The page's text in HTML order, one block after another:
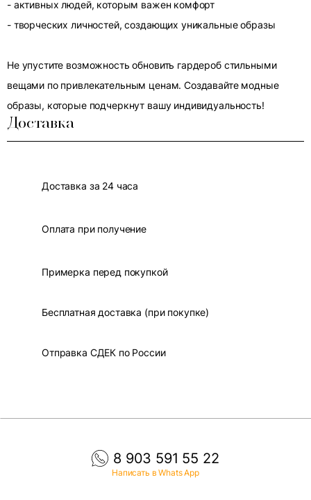
- активных людей, которым важен комфорт
- творческих личностей, создающих уникальные образы
Не упустите возможность обновить гардероб стильными
вещами по привлекательным ценам. Создавайте модные
образы, которые подчеркнут вашу индивидуальность!
Доставка
Доставка за 24 часа
Оплата при получение
Примерка перед покупкой
Бесплатная доставка (при покупке)
Отправка СДЕК по России
8 903 591 55 22
Написать в Whats App